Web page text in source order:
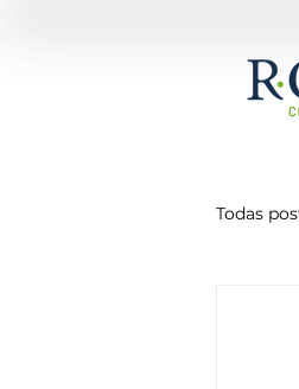
Todas